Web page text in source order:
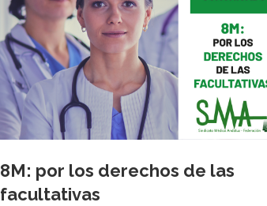
8M: por los derechos de las
facultativas